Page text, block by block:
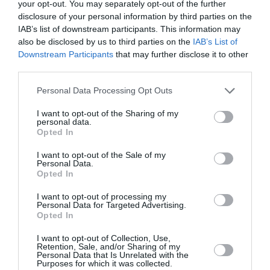
your opt-out. You may separately opt-out of the further
disclosure of your personal information by third parties on the
IAB’s list of downstream participants. This information may
also be disclosed by us to third parties on the IAB’s List of
Downstream Participants that may further disclose it to other
Please note that this website/app uses one or more Google
not limited to your visit or usage behaviour. You may click to
grant or deny consent to Google and its third-party tags to
use your data for below specified purposes in below Google
consent section.
Personal Data Processing Opt Outs
I want to opt-out of the Sharing of my
personal data.
Opted In
I want to opt-out of the Sale of my
Personal Data.
Opted In
I want to opt-out of processing my
Personal Data for Targeted Advertising.
Opted In
I want to opt-out of Collection, Use,
Retention, Sale, and/or Sharing of my
Personal Data that Is Unrelated with the
Purposes for which it was collected.
Ζαχάροβα: Εάν η Ιταλία συνεχίσει να
υποστηρίζει την Ουκρανία θα καταρρεύσει
ολοκληρωτικά
Η Ιταλία θα καταρρεύσει «από την οικονομία της μέχρι
τους πύργους της», σχολίασε καυστικά η εκπρόσωπος
του ρωσικού υπουργείου Εξωτερικών, Μαρία Ζαχάρο...